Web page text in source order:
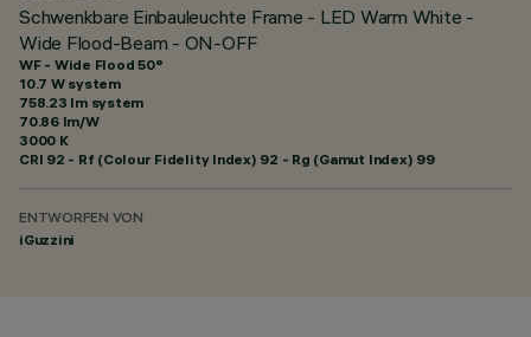
Schwenkbare Einbauleuchte Frame - LED Warm White -
Wide Flood-Beam - ON-OFF
WF - Wide Flood 50°
10.7 W system
758.23 lm system
70.86 lm/W
3000 K
CRI 92 - Rf (Colour Fidelity Index) 92 - Rg (Gamut Index) 99
ENTWORFEN VON
iGuzzini